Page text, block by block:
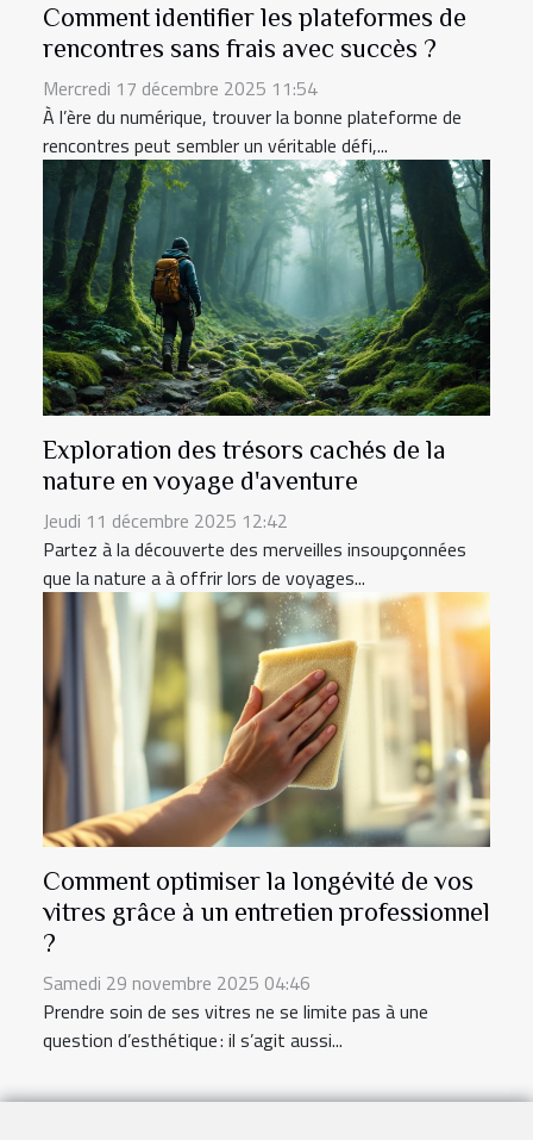
Comment identifier les plateformes de
rencontres sans frais avec succès ?
Mercredi 17 décembre 2025 11:54
À l’ère du numérique, trouver la bonne plateforme de
rencontres peut sembler un véritable défi,...
Exploration des trésors cachés de la
nature en voyage d'aventure
Jeudi 11 décembre 2025 12:42
Partez à la découverte des merveilles insoupçonnées
que la nature a à offrir lors de voyages...
Comment optimiser la longévité de vos
vitres grâce à un entretien professionnel
?
Samedi 29 novembre 2025 04:46
Prendre soin de ses vitres ne se limite pas à une
question d’esthétique : il s’agit aussi...